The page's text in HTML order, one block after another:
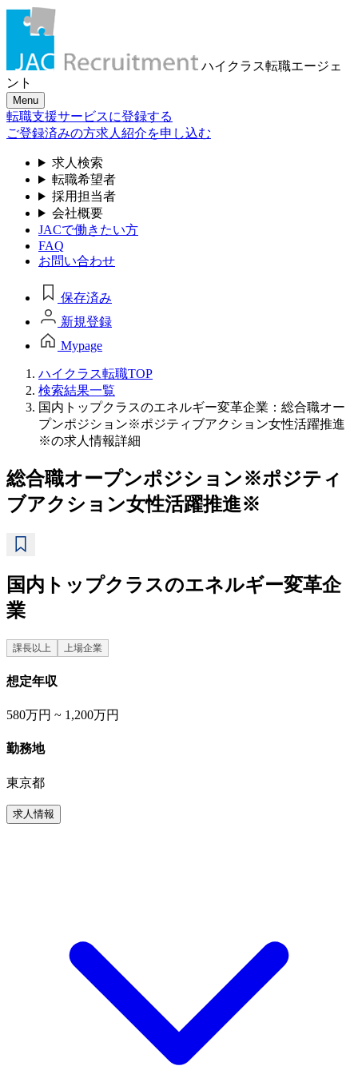
ハイクラス転職エージェ
ント
Menu
転職支援サービスに登録する
ご登録済みの方求人紹介を申し込む
求人検索
転職希望者
採用担当者
会社概要
JACで働きたい方
FAQ
お問い合わせ
保存済み
新規登録
Mypage
ハイクラス転職TOP
検索結果一覧
国内トップクラスのエネルギー変革企業：総合職オー
プンポジション※ポジティブアクション女性活躍推進
※の求人情報詳細
総合職オープンポジション※ポジティ
ブアクション女性活躍推進※
国内トップクラスのエネルギー変革企
業
課長以上 上場企業
想定年収
580万円 ~ 1,200万円
勤務地
東京都
求人情報